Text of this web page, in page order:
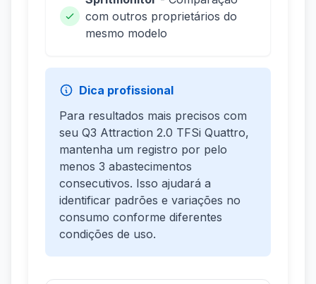
com outros proprietários do
mesmo modelo
Dica profissional
Para resultados mais precisos com
seu Q3 Attraction 2.0 TFSi Quattro,
mantenha um registro por pelo
menos 3 abastecimentos
consecutivos. Isso ajudará a
identificar padrões e variações no
consumo conforme diferentes
condições de uso.